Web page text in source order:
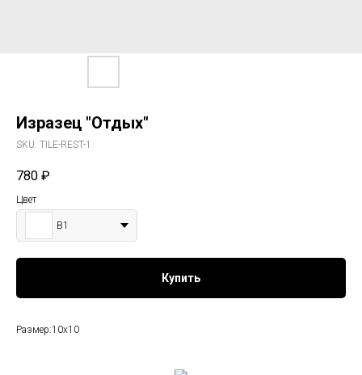
Изразец "Отдых"
SKU: TILE-REST-1
780 ₽
Цвет
В1
Купить
Размер:10х10